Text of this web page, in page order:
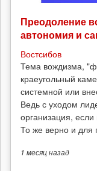
Преодоление
автономия и
Востсибов
Тема вождизма,
краеугольный
системной или
Ведь с уходом
организация,
То же верно и для
1 месяцназад